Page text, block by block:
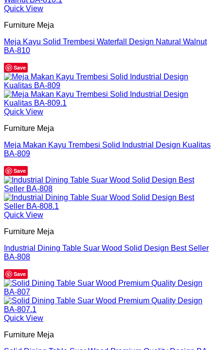
Quick View
Furniture Meja
Meja Kayu Solid Trembesi Waterfall Design Natural Walnut
BA-810
Save
Quick View
Furniture Meja
Meja Makan Kayu Trembesi Solid Industrial Design Kualitas
BA-809
Save
Quick View
Furniture Meja
Industrial Dining Table Suar Wood Solid Design Best Seller
BA-808
Save
Quick View
Furniture Meja